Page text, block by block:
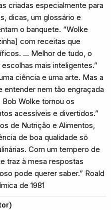
criadas especialmente para
dicas, um glossário e
o banquete. “Wolke
com receitas que
… Melhor de tudo, o
mais inteligentes.”
ciência e uma arte. Mas a
entender nem tão engraçada
Wolke tornou os
acessíveis e divertidos.”
de Nutrição e Alimentos,
de boa qualidade só
Com um tempero de
traz à mesa respostas
pode querer saber.” Roald
de 1981